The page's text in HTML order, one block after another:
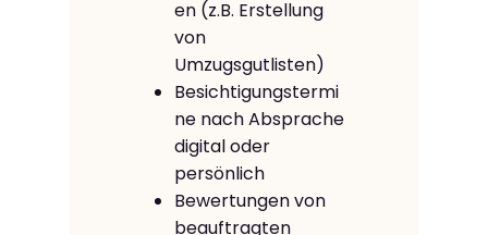
en (z.B. Erstellung
von
Umzugsgutlisten)
Besichtigungstermi
ne nach Absprache
digital oder
persönlich
Bewertungen von
beauftragten